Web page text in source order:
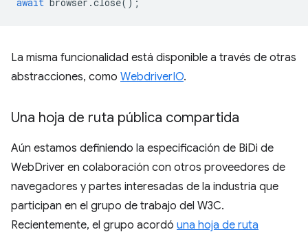
La misma funcionalidad está disponible a través de otras
abstracciones, como WebdriverIO.
Una hoja de ruta pública compartida
Aún estamos definiendo la especificación de BiDi de
WebDriver en colaboración con otros proveedores de
navegadores y partes interesadas de la industria que
participan en el grupo de trabajo del W3C.
Recientemente, el grupo acordó una hoja de ruta